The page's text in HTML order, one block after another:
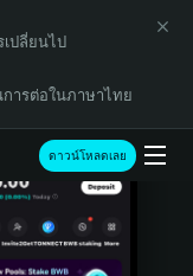
ปลี่ยนไป
การต่อในภาษาไทย
ดาวน์โหลดเลย